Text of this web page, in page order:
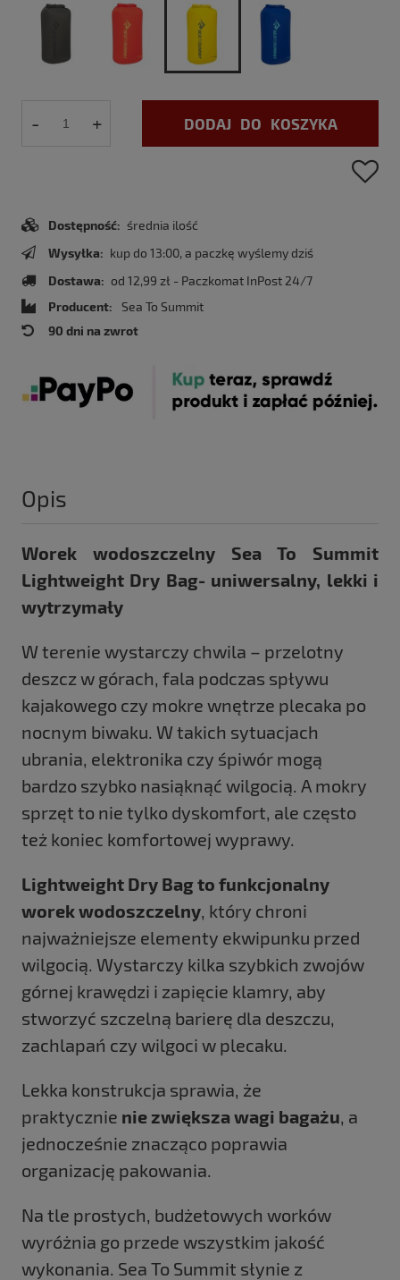
- + DODAJ DO KOSZYKA
Dostępność: średnia ilość
Wysyłka: kup do 13:00, a paczkę wyślemy dziś
Dostawa: od 12,99 zł - Paczkomat InPost 24/7
Producent:
Sea To Summit
90 dni na zwrot
Opis
Worek wodoszczelny Sea To Summit
Lightweight Dry Bag- uniwersalny, lekki i
wytrzymały
W terenie wystarczy chwila – przelotny
deszcz w górach, fala podczas spływu
kajakowego czy mokre wnętrze plecaka po
nocnym biwaku. W takich sytuacjach
ubrania, elektronika czy śpiwór mogą
bardzo szybko nasiąknąć wilgocią. A mokry
sprzęt to nie tylko dyskomfort, ale często
też koniec komfortowej wyprawy.
Lightweight Dry Bag to funkcjonalny
worek wodoszczelny, który chroni
najważniejsze elementy ekwipunku przed
wilgocią. Wystarczy kilka szybkich zwojów
górnej krawędzi i zapięcie klamry, aby
stworzyć szczelną barierę dla deszczu,
zachlapań czy wilgoci w plecaku.
Lekka konstrukcja sprawia, że
praktycznie nie zwiększa wagi bagażu, a
jednocześnie znacząco poprawia
organizację pakowania.
Na tle prostych, budżetowych worków
wyróżnia go przede wszystkim jakość
wykonania. Sea To Summit słynie z